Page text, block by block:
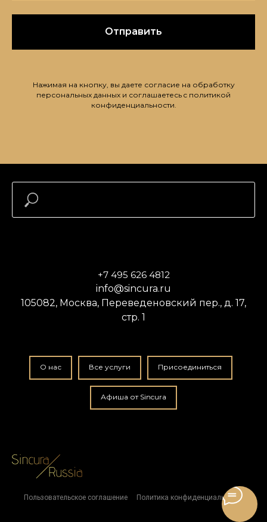
Отправить
Нажимая на кнопку, вы даете согласие на обработку
персональных данных и соглашаетесь c политикой
конфиденциальности.
+7 495 626 4812
info@sincura.ru
105082, Москва, Переведеновский пер., д. 17,
стр. 1
О нас Все услуги Присоединиться
Афиша от Sincura
Пользовательское соглашение Политика конфиденциальности